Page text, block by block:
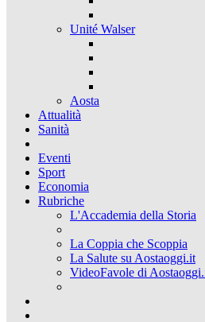
Unité Walser
Aosta
Attualità
Sanità
Eventi
Sport
Economia
Rubriche
L'Accademia della Storia
La Coppia che Scoppia
La Salute su Aostaoggi.it
VideoFavole di